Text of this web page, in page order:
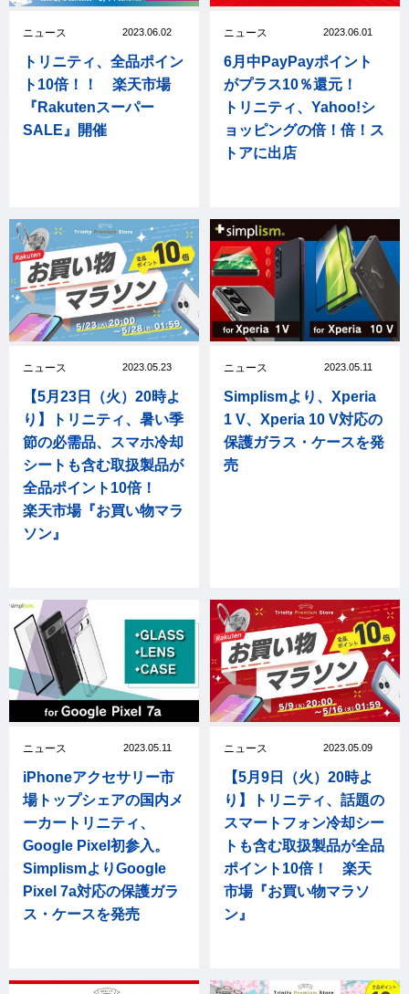
ニュース 2023.06.02
トリニティ、全品ポイン
ト10倍！！ 楽天市場
『Rakutenスーパー
SALE』開催
ニュース 2023.06.01
6月中PayPayポイント
がプラス10％還元！
トリニティ、Yahoo!シ
ョッピングの倍！倍！ス
トアに出店
ニュース 2023.05.23
【5月23日（火）20時よ
り】トリニティ、暑い季
節の必需品、スマホ冷却
シートも含む取扱製品が
全品ポイント10倍！
楽天市場『お買い物マラ
ソン』
ニュース 2023.05.11
Simplismより、Xperia
1 V、Xperia 10 V対応の
保護ガラス・ケースを発
売
ニュース 2023.05.11
iPhoneアクセサリー市
場トップシェアの国内メ
ーカートリニティ、
Google Pixel初参入。
SimplismよりGoogle
Pixel 7a対応の保護ガラ
ス・ケースを発売
ニュース 2023.05.09
【5月9日（火）20時よ
り】トリニティ、話題の
スマートフォン冷却シー
トも含む取扱製品が全品
ポイント10倍！ 楽天
市場『お買い物マラソ
ン』